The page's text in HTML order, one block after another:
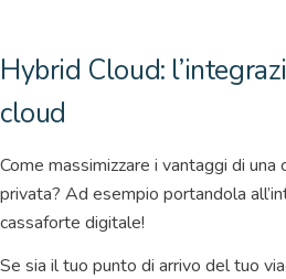
Hybrid Cloud:
cloud
Come massimizzare i vantaggi di una
privata? Ad esempio portandola
cassaforte digitale!
Se sia il tuo punto di arrivo del tuo